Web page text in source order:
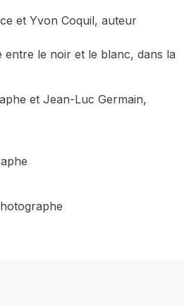
et Yvon Coquil, auteur
entre le noir et le blanc, dans la
et Jean-Luc Germain,